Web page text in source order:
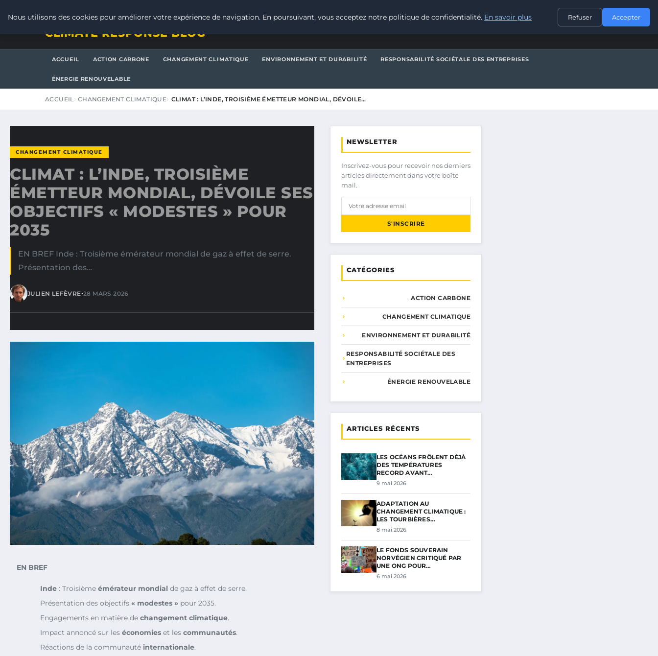
CONTACT
CLIMATE RESPONSE BLOG
ACCUEIL ACTION CARBONE CHANGEMENT CLIMATIQUE ENVIRONNEMENT ET DURABILITÉ RESPONSABILITÉ SOCIÉTALE DES ENTREPRISES
ÉNERGIE RENOUVELABLE
ACCUEIL CHANGEMENT CLIMATIQUE CLIMAT : L’INDE, TROISIÈME ÉMETTEUR MONDIAL, DÉVOILE…
CHANGEMENT CLIMATIQUE
CLIMAT : L’INDE, TROISIÈME
ÉMETTEUR MONDIAL, DÉVOILE SES
OBJECTIFS « MODESTES » POUR
2035
EN BREF Inde : Troisième émérateur mondial de gaz à effet de serre.
Présentation des…
JULIEN LEFÈVRE•28 MARS 2026
EN BREF
Inde : Troisième émérateur mondial de gaz à effet de serre.
Présentation des objectifs « modestes » pour 2035.
Engagements en matière de changement climatique.
Impact annoncé sur les économies et les communautés.
Réactions de la communauté internationale.
NEWSLETTER
Inscrivez-vous pour recevoir nos derniers
articles directement dans votre boîte
mail.
S'INSCRIRE
CATÉGORIES
ACTION CARBONE
CHANGEMENT CLIMATIQUE
ENVIRONNEMENT ET DURABILITÉ
RESPONSABILITÉ SOCIÉTALE DES
ENTREPRISES
ÉNERGIE RENOUVELABLE
ARTICLES RÉCENTS
LES OCÉANS FRÔLENT DÉJÀ
DES TEMPÉRATURES
RECORD AVANT…
9 mai 2026
ADAPTATION AU
CHANGEMENT CLIMATIQUE :
LES TOURBIÈRES…
8 mai 2026
LE FONDS SOUVERAIN
NORVÉGIEN CRITIQUÉ PAR
UNE ONG POUR…
6 mai 2026
Nous utilisons des cookies pour améliorer votre expérience de navigation. En poursuivant, vous acceptez notre politique de confidentialité. En savoir plus Refuser Accepter